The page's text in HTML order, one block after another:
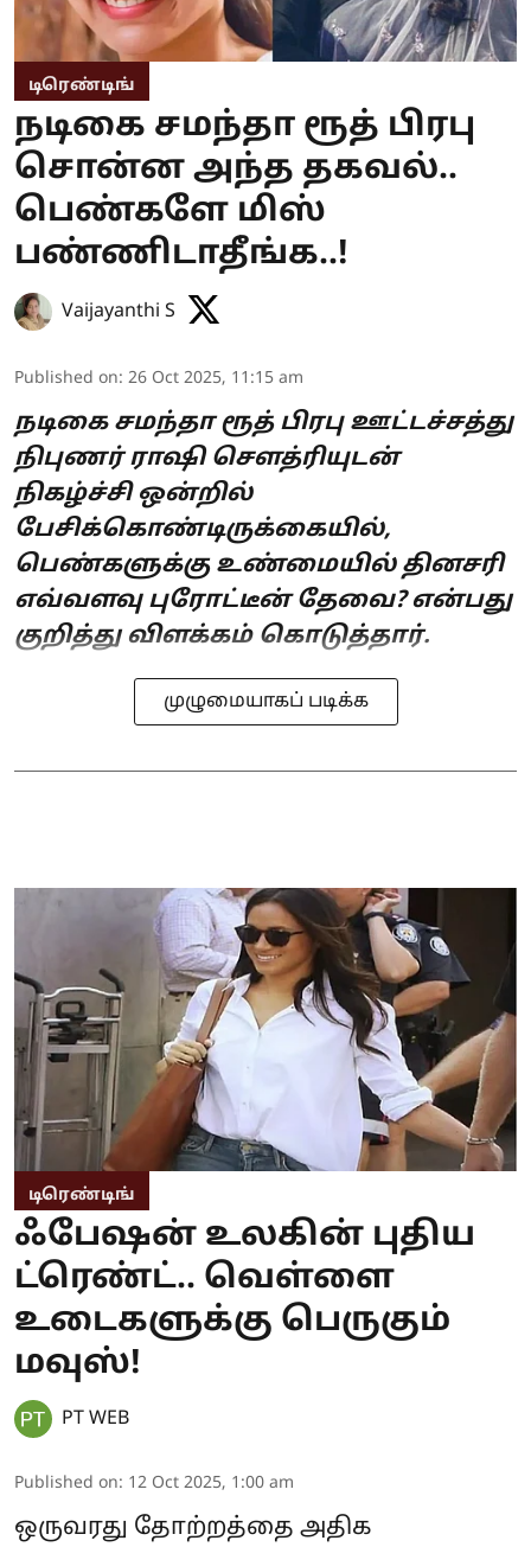
டிரெண்டிங்
நடிகை சமந்தா ரூத் பிரபு
சொன்ன அந்த தகவல்..
பெண்களே மிஸ்
பண்ணிடாதீங்க..!
Vaijayanthi S
Published on: 26 Oct 2025, 11:15 am
நடிகை சமந்தா ரூத் பிரபு ஊட்டச்சத்து
நிபுணர் ராஷி சௌத்ரியுடன்
நிகழ்ச்சி ஒன்றில்
பேசிக்கொண்டிருக்கையில்,
பெண்களுக்கு உண்மையில் தினசரி
எவ்வளவு புரோட்டீன் தேவை? என்பது
குறித்து விளக்கம் கொடுத்தார்.
முழுமையாகப் படிக்க
டிரெண்டிங்
ஃபேஷன் உலகின் புதிய
ட்ரெண்ட்.. வெள்ளை
உடைகளுக்கு பெருகும்
மவுஸ்!
PT WEB
Published on: 12 Oct 2025, 1:00 am
ஒருவரது தோற்றத்தை அதிக